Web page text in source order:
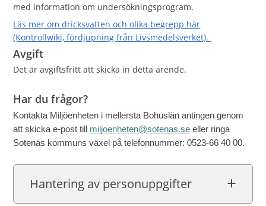
med information om undersökningsprogram.
Läs mer om dricksvatten och olika begrepp här
(Kontrollwiki, fördjupning från Livsmedelsverket).
Avgift
Det är avgiftsfritt att skicka in detta ärende.
Har du frågor?
Kontakta Miljöenheten i mellersta Bohuslän antingen genom
att skicka e-post till miljoenheten@sotenas.se eller ringa
Sotenäs kommuns växel på telefonnummer: 0523-66 40 00.
Hantering av personuppgifter